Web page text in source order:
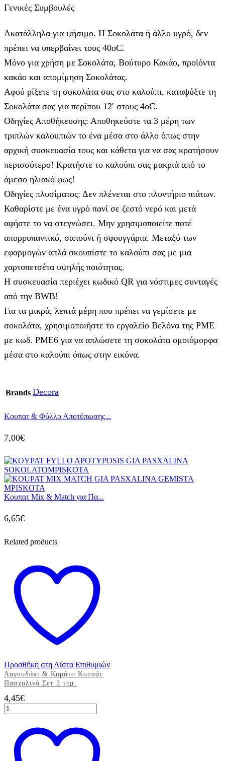
Γενικές Συμβουλές
Ακατάλληλα για ψήσιμο. Η Σοκολάτα ή άλλο υγρό, δεν
πρέπει να υπερβαίνει τους 40οC.
Μόνο για χρήση με Σοκολάτα, Βούτυρο Κακάο, προϊόντα
κακάο και απομίμηση Σοκολάτας.
Αφού ρίξετε τη σοκολάτα σας στο καλούπι, καταψύξτε τη
Σοκολάτα σας για περίπου 12′ στους 4οC.
Οδηγίες Αποθήκευσης: Αποθηκεύστε τα 3 μέρη των
τριπλών καλουπιών το ένα μέσα στο άλλο όπως στην
αρχική συσκευασία τους και κάθετα για να σας κρατήσουν
περισσότερο! Κρατήστε το καλούπι σας μακριά από το
άμεσο ηλιακό φως!
Οδηγίες πλυσίματος: Δεν πλένεται στο πλυντήριο πιάτων.
Καθαρίστε με ένα υγρό πανί σε ζεστό νερό και μετά
αφήστε το να στεγνώσει. Μην χρησιμοποιείτε ποτέ
απορρυπαντικό, σαπούνι ή σφουγγάρια. Μεταξύ των
εφαρμογών απλά σκουπίστε το καλούπι σας με μια
χαρτοπετσέτα υψηλής ποιότητας.
Η συσκευασία περιέχει κωδικό QR για νόστιμες συνταγές
από την BWB!
Για τα μικρά, λεπτά μέρη που πρέπει να γεμίσετε με
σοκολάτα, χρησιμοποιήστε το εργαλείο Βελόνα της PME
με κωδ. PME6 για να απλώσετε τη σοκολάτα ομοιόμορφα
μέσα στο καλούπι όπως στην εικόνα.
Brands Decora
Κουπατ & Φύλλο Αποτύπωσης...
7,00€
Κουπατ Mix & Match για Πα...
6,65€
Related products
Προσθήκη στη Λίστα Επιθυμιών
Λαγουδάκι & Καρότο Κουπάτ
Πασχαλινό Σετ 2 τεμ.
4,45€
Λαγουδάκι
&
Κουπάτ
Πασχαλινό
Σετ